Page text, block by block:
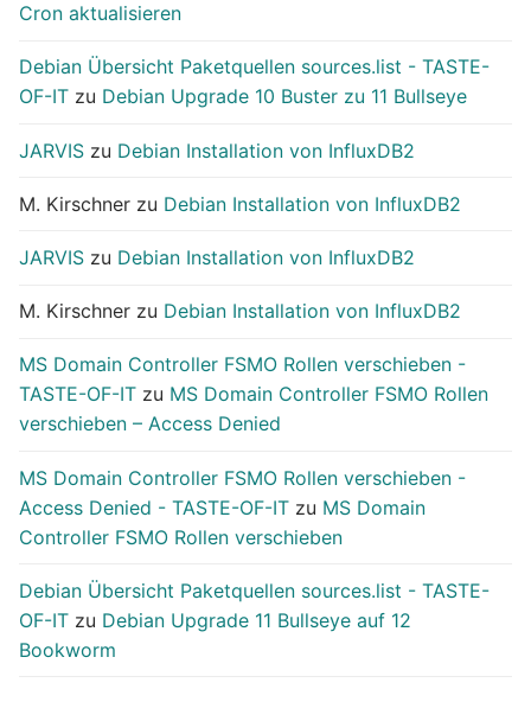
Cron aktualisieren
Debian Übersicht Paketquellen sources.list - TASTE-
OF-IT zu Debian Upgrade 10 Buster zu 11 Bullseye
JARVIS zu Debian Installation von InfluxDB2
M. Kirschner zu Debian Installation von InfluxDB2
JARVIS zu Debian Installation von InfluxDB2
M. Kirschner zu Debian Installation von InfluxDB2
MS Domain Controller FSMO Rollen verschieben -
TASTE-OF-IT zu MS Domain Controller FSMO Rollen
verschieben – Access Denied
MS Domain Controller FSMO Rollen verschieben -
Access Denied - TASTE-OF-IT zu MS Domain
Controller FSMO Rollen verschieben
Debian Übersicht Paketquellen sources.list - TASTE-
OF-IT zu Debian Upgrade 11 Bullseye auf 12
Bookworm